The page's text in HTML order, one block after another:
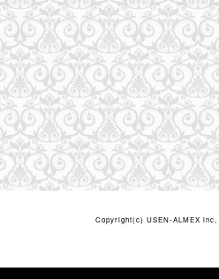
Copyright(c)USEN-ALMEX inc,